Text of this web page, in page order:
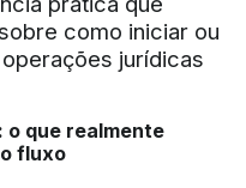
como iniciar ou
jurídicas
que realmente
fluxo